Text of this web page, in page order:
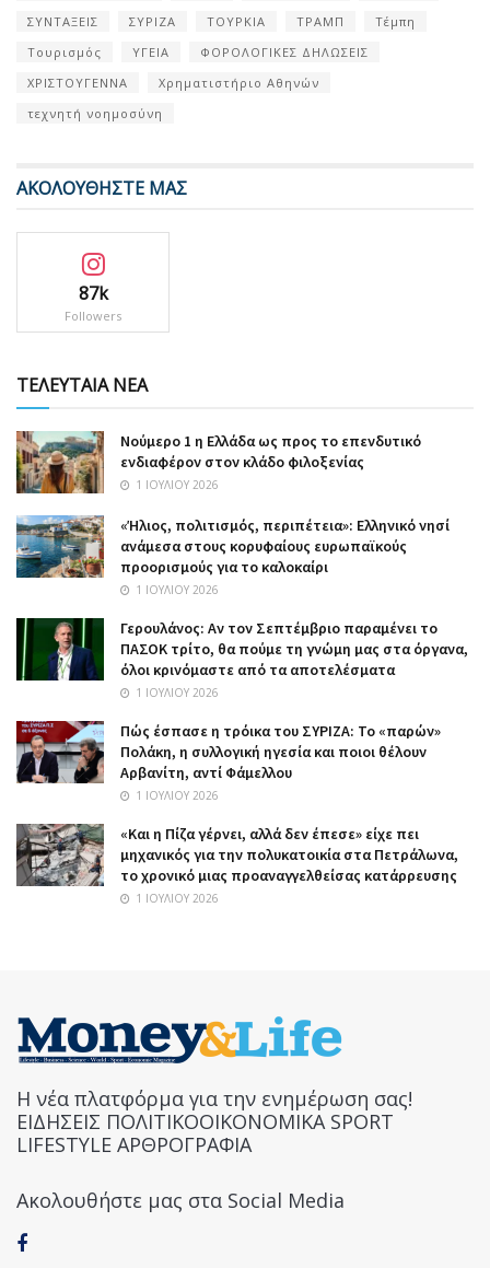
ΣΥΝΤΑΞΕΙΣ
ΣΥΡΙΖΑ ΤΟΥΡΚΙΑ ΤΡΑΜΠ
Τέμπη
Τουρισμός
ΥΓΕΙΑ
ΦΟΡΟΛΟΓΙΚΕΣ ΔΗΛΩΣΕΙΣ
ΧΡΙΣΤΟΥΓΕΝΝΑ
Χρηματιστήριο Αθηνών
τεχνητή νοημοσύνη
ΑΚΟΛΟΥΘΗΣΤΕ ΜΑΣ
87k
Followers
ΤΕΛΕΥΤΑΙΑ ΝΕΑ
Nούμερο 1 η Ελλάδα ως προς το επενδυτικό
ενδιαφέρον στον κλάδο φιλοξενίας
1 ΙΟΥΛΊΟΥ 2026
«Ήλιος, πολιτισμός, περιπέτεια»: Ελληνικό νησί
ανάμεσα στους κορυφαίους ευρωπαϊκούς
προορισμούς για το καλοκαίρι
1 ΙΟΥΛΊΟΥ 2026
Γερουλάνος: Αν τον Σεπτέμβριο παραμένει το
ΠΑΣΟΚ τρίτο, θα πούμε τη γνώμη μας στα όργανα,
όλοι κρινόμαστε από τα αποτελέσματα
1 ΙΟΥΛΊΟΥ 2026
Πώς έσπασε η τρόικα του ΣΥΡΙΖΑ: Το «παρών»
Πολάκη, η συλλογική ηγεσία και ποιοι θέλουν
Αρβανίτη, αντί Φάμελλου
1 ΙΟΥΛΊΟΥ 2026
«Και η Πίζα γέρνει, αλλά δεν έπεσε» είχε πει
μηχανικός για την πολυκατοικία στα Πετράλωνα,
το χρονικό μιας προαναγγελθείσας κατάρρευσης
1 ΙΟΥΛΊΟΥ 2026
Η νέα πλατφόρμα για την ενημέρωση σας!
ΕΙΔΗΣΕΙΣ ΠΟΛΙΤΙΚΟΟΙΚΟΝΟΜΙΚΑ SPORT
LIFESTYLE ΑΡΘΡΟΓΡΑΦΙΑ
Ακολουθήστε μας στα Social Media